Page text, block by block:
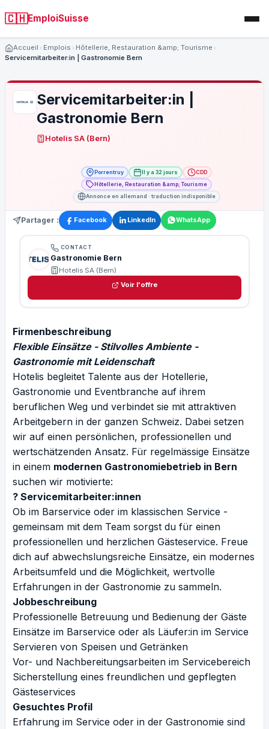
🇨🇭EmploiSuisse
Accueil Emplois
Hôtellerie, Restauration &amp; Tourisme
Servicemitarbeiter:in | Gastronomie Bern
Servicemitarbeiter:in |
Gastronomie Bern
Hotelis SA (Bern)
Porrentruy Il y a 32 jours
CDD
Hôtellerie, Restauration &amp; Tourisme
Annonce en allemand · traduction indisponible
Partager : Facebook LinkedIn WhatsApp
CONTACT
Gastronomie Bern
Hotelis SA (Bern)
Voir l'offre
Firmenbeschreibung
Flexible Einsätze - Stilvolles Ambiente -
Gastronomie mit Leidenschaft
Hotelis begleitet Talente aus der Hotellerie,
Gastronomie und Eventbranche auf ihrem
beruflichen Weg und verbindet sie mit attraktiven
Arbeitgebern in der ganzen Schweiz. Dabei setzen
wir auf einen persönlichen, professionellen und
wertschätzenden Ansatz. Für regelmässige Einsätze
in einem modernen Gastronomiebetrieb in Bern
suchen wir motivierte:
? Servicemitarbeiter:innen
Ob im Barservice oder im klassischen Service -
gemeinsam mit dem Team sorgst du für einen
professionellen und herzlichen Gästeservice. Freue
dich auf abwechslungsreiche Einsätze, ein modernes
Arbeitsumfeld und die Möglichkeit, wertvolle
Erfahrungen in der Gastronomie zu sammeln.
Jobbeschreibung
Professionelle Betreuung und Bedienung der Gäste
Einsätze im Barservice oder als Läufer:in im Service
Servieren von Speisen und Getränken
Vor- und Nachbereitungsarbeiten im Servicebereich
Sicherstellung eines freundlichen und gepflegten
Gästeservices
Gesuchtes Profil
Erfahrung im Service oder in der Gastronomie sind